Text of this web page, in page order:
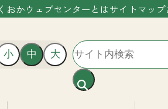
おかウェブセンターとはサイトマップ
小 中 大